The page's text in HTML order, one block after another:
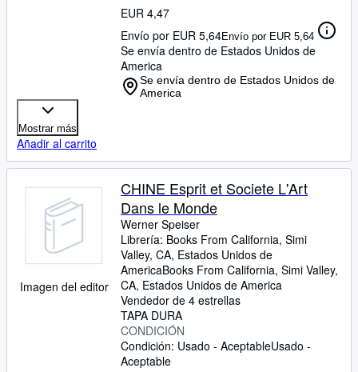
EUR 4,47
Envío por EUR 5,64Envío por EUR 5,64
Se envía dentro de Estados Unidos de
America
Se envía dentro de Estados Unidos de
America
Mostrar más
Añadir al carrito
Imagen del editor
CHINE Esprit et Societe L'Art
Dans le Monde
Werner Speiser
Librería: Books From California, Simi
Valley, CA, Estados Unidos de
AmericaBooks From California, Simi Valley,
CA, Estados Unidos de America
Vendedor de 4 estrellas
TAPA DURA
CONDICIÓN
Condición: Usado - AceptableUsado -
Aceptable